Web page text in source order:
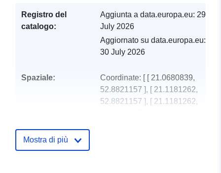
Registro del
catalogo:
Aggiunta a data.europa.eu: 29
July 2026
Aggiornato su data.europa.eu:
30 July 2026
Spaziale: Coordinate: [ [ 21.0680839,
52.8821157 ], [ 21.1181262,
52.8821157 ], [ 21.1181262,
Mostra di più